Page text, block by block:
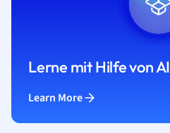
Lerne mit Hilfe von AI
Learn More